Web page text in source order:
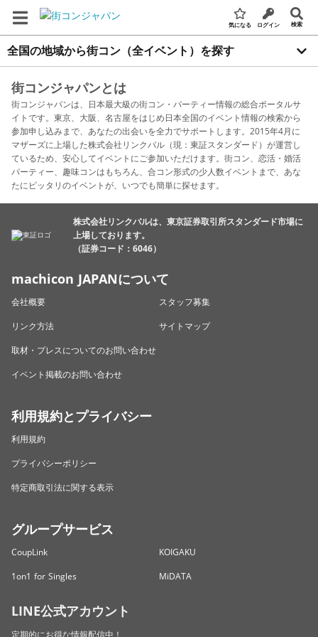
気になる ログイン 検索
全国の地域から街コン（全イベント）を探す
街コンジャパンとは
街コンジャパンは、日本最大級の街コン・パーティー情報の総合ポータルサ
イトです。東京、大阪、名古屋をはじめ日本全国のイベント情報の検索から
参加申し込みまで、あなたの出会いを全力でサポートします。2015年4月に
マザーズに上場した株式会社リンクバル（現：東証スタンダード）が運営し
ているため、安心してイベントにご参加いただけます。街コン、恋活・婚活
パーティー、趣味コンはもちろん、合コン形式の少人数イベントまで、あな
たにピッタリのイベントが、いつでも簡単に探せます。
株式会社リンクバルは、東京証券取引所スタンダード市場に
上場しております。
（証券コード：6046）
machicon JAPANについて
会社概要
スタッフ募集
リンク方法
サイトマップ
取材・プレスについてのお問い合わせ
イベント掲載のお問い合わせ
利用規約とプライバシー
利用規約
プライバシーポリシー
特定商取引法に関する表示
グループサービス
CoupLink
KOIGAKU
1on1 for Singles
MiDATA
LINE公式アカウント
定期的にお得な情報配信中！